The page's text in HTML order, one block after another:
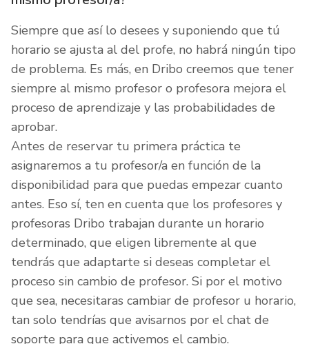
Siempre que así lo desees y suponiendo que tú
horario se ajusta al del profe, no habrá ningún tipo
de problema. Es más, en Dribo creemos que tener
siempre al mismo profesor o profesora mejora el
proceso de aprendizaje y las probabilidades de
aprobar.
Antes de reservar tu primera práctica te
asignaremos a tu profesor/a en función de la
disponibilidad para que puedas empezar cuanto
antes. Eso sí, ten en cuenta que los profesores y
profesoras Dribo trabajan durante un horario
determinado, que eligen libremente al que
tendrás que adaptarte si deseas completar el
proceso sin cambio de profesor. Si por el motivo
que sea, necesitaras cambiar de profesor u horario,
tan solo tendrías que avisarnos por el chat de
soporte para que activemos el cambio.